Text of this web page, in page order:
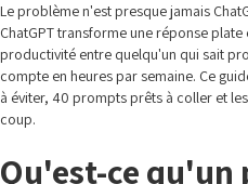
Le problème n'est presque jamais
ChatGPT transforme une réponse
productivité entre quelqu'un qui sait
compte en heures par semaine. Ce
à éviter, 40 prompts prêts à coller et
coup.
Qu'est-ce